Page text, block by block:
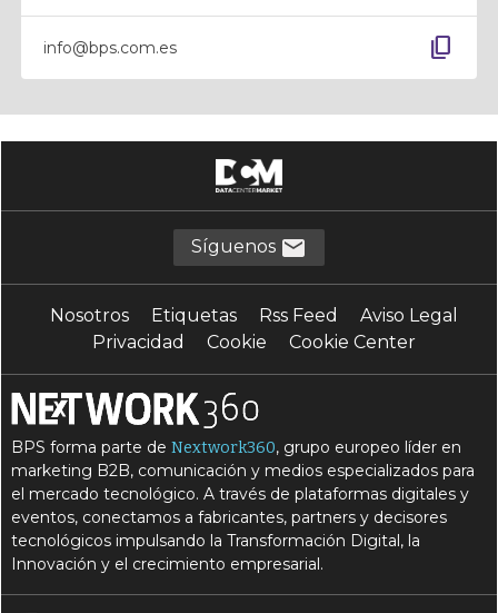
info@bps.com.es content_copy
Síguenos
Nosotros Etiquetas Rss Feed
Aviso Legal
Privacidad
Cookie Cookie Center
BPS forma parte deNextwork360, grupo europeo líder en
marketing B2B, comunicación y medios especializados para
el mercado tecnológico. A través de plataformas digitales y
eventos, conectamos a fabricantes, partners y decisores
tecnológicos impulsando la Transformación Digital, la
Innovación y el crecimiento empresarial.